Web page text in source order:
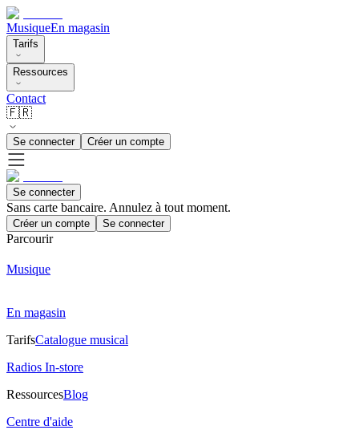
MusiqueEn magasin
Tarifs
Ressources
Contact
🇫🇷
Se connecter Créer un compte
Se connecter
Sans carte bancaire. Annulez à tout moment.
Créer un compte Se connecter
Parcourir
Musique
En magasin
TarifsCatalogue musical
Radios In-store
RessourcesBlog
Centre d'aide